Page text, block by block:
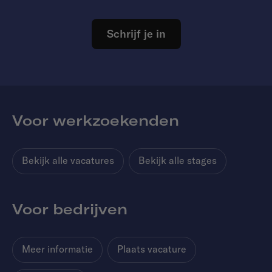
Schrijf je in
Voor werkzoekenden
Bekijk alle vacatures Bekijk alle stages
Voor bedrijven
Meer informatie Plaats vacature